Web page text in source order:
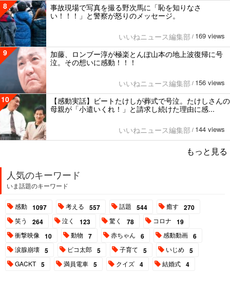
8
事故現場で写真を撮る野次馬に「恥を知りなさ
い！！！」と警察が怒りのメッセージ。
いいねニュース編集部 / 169 views
9
加藤、ロンブー淳が極楽とんぼ山本の地上波復帰に号
泣。その想いに感動！！！
いいねニュース編集部 / 156 views
10
【感動実話】ビートたけしが葬式で号泣。たけしさんの
母親が「小遣いくれ！」と請求し続けた理由に感...
いいねニュース編集部 / 144 views
もっと見る
人気のキーワード
いま話題のキーワード
感動 1097 考える 557 話題 544 癒す 270
笑う 264 泣く 123 驚く 78 コロナ 19
衝撃映像 10 動物 7 赤ちゃん 6 感動動画 6
涙腺崩壊 5 ピコ太郎 5 子育て 5 いじめ 5
GACKT 5 満員電車 5 クイズ 4 結婚式 4